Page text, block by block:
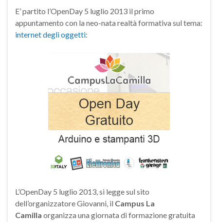
E’ partito l’OpenDay 5 luglio 2013 il primo
appuntamento con la neo-nata realtà formativa sul tema:
internet degli oggetti:
L’OpenDay 5 luglio 2013, si legge sul sito
dell’organizzatore Giovanni, il Campus La
Camilla organizza una giornata di formazione gratuita